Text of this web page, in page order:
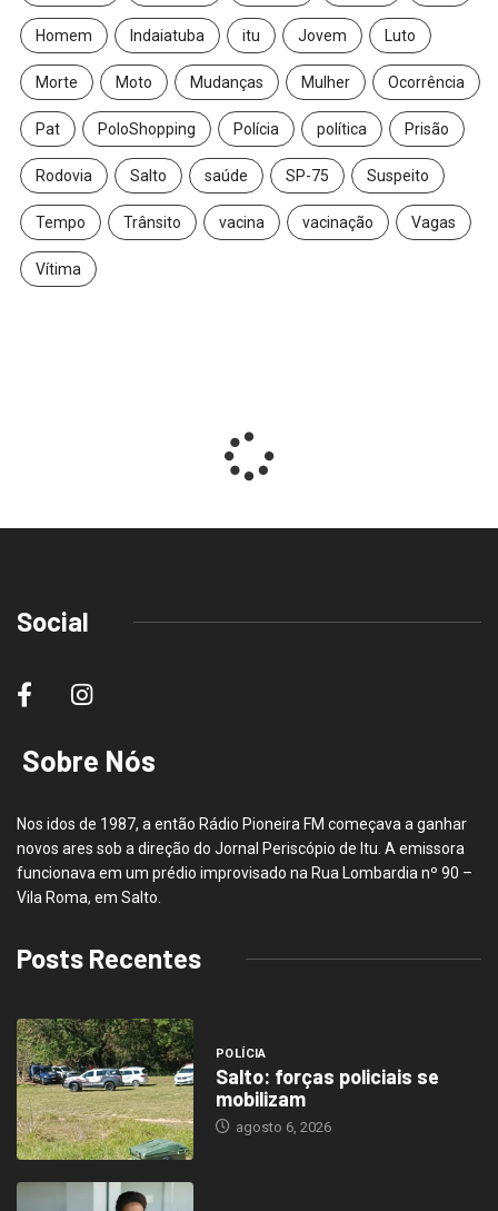
Homem Indaiatuba itu Jovem Luto
Morte Moto Mudanças Mulher Ocorrência
Pat PoloShopping Polícia política Prisão
Rodovia Salto saúde SP-75 Suspeito
Tempo Trânsito vacina vacinação Vagas
Vítima
Social
Sobre Nós
Nos idos de 1987, a então Rádio Pioneira FM começava a ganhar
novos ares sob a direção do Jornal Periscópio de Itu. A emissora
funcionava em um prédio improvisado na Rua Lombardia nº 90 –
Vila Roma, em Salto.
Posts Recentes
POLÍCIA
Salto: forças policiais se
mobilizam
agosto 6, 2026